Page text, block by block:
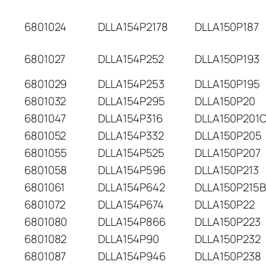
6801024 DLLA154P2178 DLLA150P187
6801027 DLLA154P252
DLLA150P193
6801029
DLLA154P253
DLLA150P195
6801032
DLLA154P295
DLLA150P20
6801047
DLLA154P316
6801052
DLLA154P332
DLLA150P205
6801055
DLLA154P525
DLLA150P207
6801058
DLLA154P596
DLLA150P213
6801061
DLLA154P642
6801072
DLLA154P674
DLLA150P22
6801080
DLLA154P866
DLLA150P223
6801082
DLLA154P90
DLLA150P232
6801087
DLLA154P946
DLLA150P238